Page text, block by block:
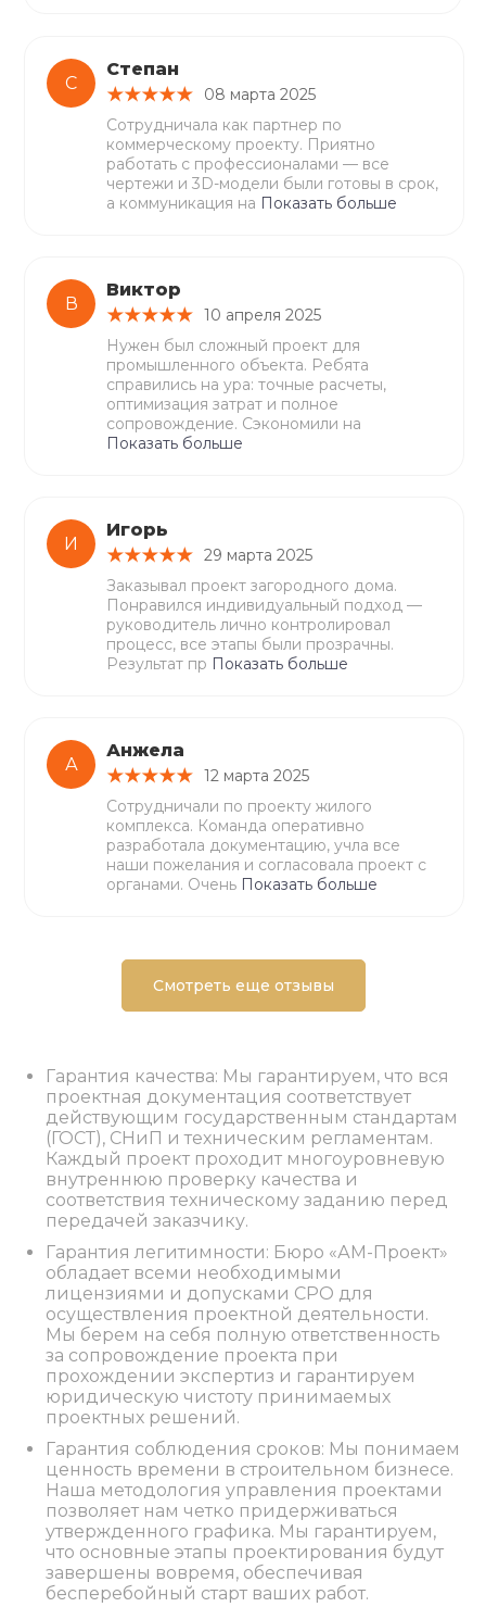
С
Степан
08 марта 2025
Сотрудничала как партнер по
коммерческому проекту. Приятно
работать с профессионалами — все
чертежи и 3D-модели были готовы в срок,
а коммуникация на Показать больше
В
Виктор
10 апреля 2025
Нужен был сложный проект для
промышленного объекта. Ребята
справились на ура: точные расчеты,
оптимизация затрат и полное
сопровождение. Сэкономили на
Показать больше
И
Игорь
29 марта 2025
Заказывал проект загородного дома.
Понравился индивидуальный подход —
руководитель лично контролировал
процесс, все этапы были прозрачны.
Результат пр Показать больше
А
Анжела
12 марта 2025
Сотрудничали по проекту жилого
комплекса. Команда оперативно
разработала документацию, учла все
наши пожелания и согласовала проект с
органами. Очень Показать больше
Смотреть еще отзывы
Гарантия качества: Мы гарантируем, что вся
проектная документация соответствует
действующим государственным стандартам
(ГОСТ), СНиП и техническим регламентам.
Каждый проект проходит многоуровневую
внутреннюю проверку качества и
соответствия техническому заданию перед
передачей заказчику.
Гарантия легитимности: Бюро «АМ-Проект»
обладает всеми необходимыми
лицензиями и допусками СРО для
осуществления проектной деятельности.
Мы берем на себя полную ответственность
за сопровождение проекта при
прохождении экспертиз и гарантируем
юридическую чистоту принимаемых
проектных решений.
Гарантия соблюдения сроков: Мы понимаем
ценность времени в строительном бизнесе.
Наша методология управления проектами
позволяет нам четко придерживаться
утвержденного графика. Мы гарантируем,
что основные этапы проектирования будут
завершены вовремя, обеспечивая
бесперебойный старт ваших работ.